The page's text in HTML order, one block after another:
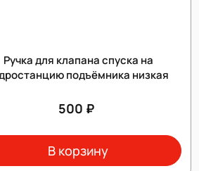
Ручка для клапана спуска на
подъёмника низкая
500 ₽
В корзину